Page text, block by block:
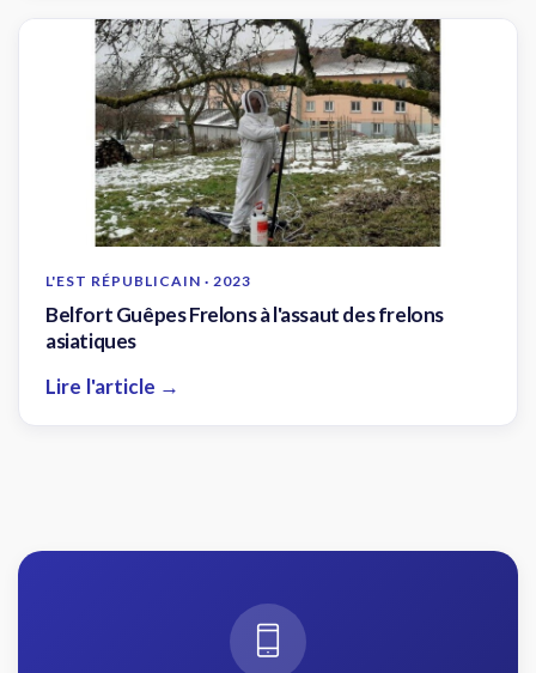
L'EST RÉPUBLICAIN · 2023
Belfort Guêpes Frelons à l'assaut des frelons
asiatiques
Lire l'article →